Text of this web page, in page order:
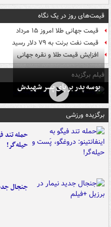
قیمت‌های روز در یک نگاه
قیمت جهانی طلا امروز ۱۵ مرداد
قیمت نفت برنت به ۷۹ دلار رسید
افزایش قیمت طلا و نقره جهانی
فیلم برگزیده
بوسه‌ پدر بر پای پسر شهیدش
برگزیده ورزشی
حمله تند
حیله‌گر!
جنجال